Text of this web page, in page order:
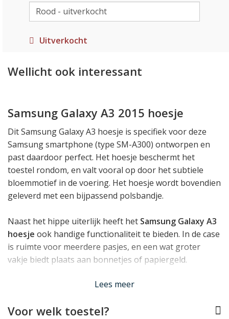
Uitverkocht
Wellicht ook interessant
Samsung Galaxy A3 2015 hoesje
Dit Samsung Galaxy A3 hoesje is specifiek voor deze
Samsung smartphone (type SM-A300) ontworpen en
past daardoor perfect. Het hoesje beschermt het
toestel rondom, en valt vooral op door het subtiele
bloemmotief in de voering. Het hoesje wordt bovendien
geleverd met een bijpassend polsbandje.
Naast het hippe uiterlijk heeft het Samsung Galaxy A3
hoesje ook handige functionaliteit te bieden. In de case
is ruimte voor meerdere pasjes, en een wat groter
vakje biedt plaats aan bonnetjes of papiergeld.
Lees minder
Lees meer
Voor welk toestel?